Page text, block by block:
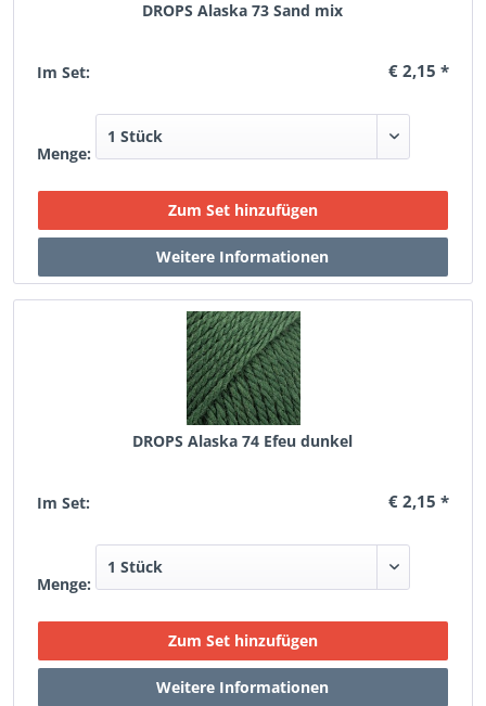
DROPS Alaska 73 Sand mix
Im Set: € 2,15 *
Menge:
DROPS Alaska 74 Efeu dunkel
Im Set: € 2,15 *
Menge: